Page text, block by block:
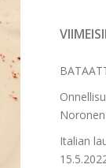
Noronen
Italian